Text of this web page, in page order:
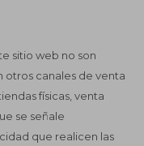
sitio web no son
otros canales de venta
físicas, venta
se señale
que realicen las